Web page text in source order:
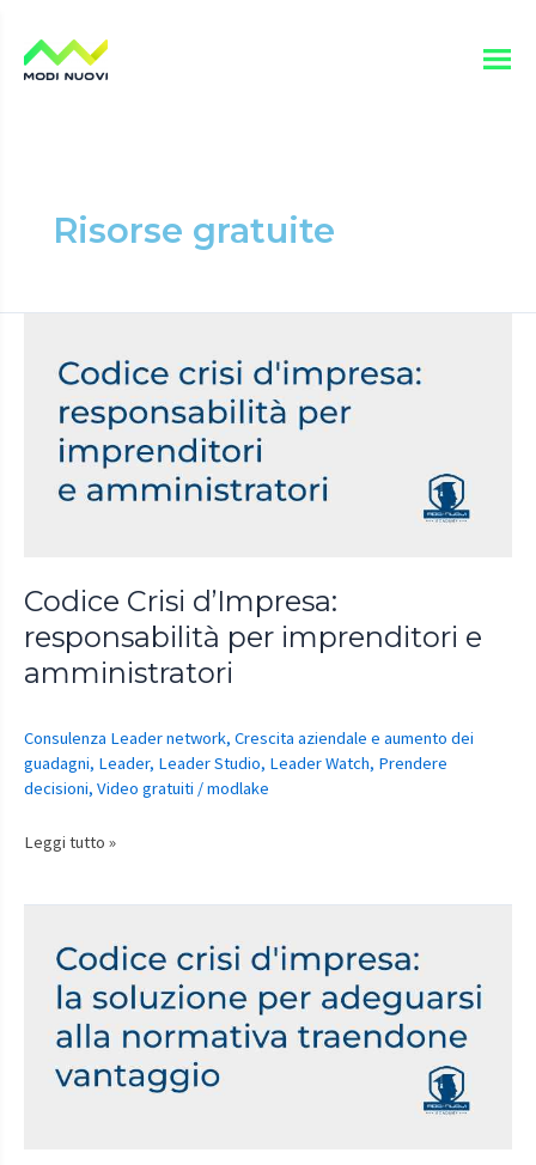
contenuto
Risorse gratuite
Codice Crisi d’Impresa:
responsabilità per imprenditori e
amministratori
Consulenza Leader network, Crescita aziendale e aumento dei
guadagni, Leader, Leader Studio, Leader Watch, Prendere
decisioni, Video gratuiti /modlake
d’Impresa:
responsabilità
imprenditori
Leggi tutto »
d’Impresa:
soluzione
adeguarsi
articoli